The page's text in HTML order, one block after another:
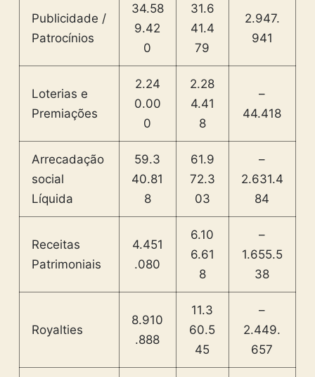
Publicidade /
Patrocínios
34.58
9.42
0
31.6
41.4
79
2.947.
941
Loterias e
Premiações
2.24
0.00
0
2.28
4.41
8
–
44.418
Arrecadação
social
Líquida
59.3
40.81
8
61.9
72.3
03
–
2.631.4
84
Receitas
Patrimoniais
4.451
.080
6.10
6.61
8
–
1.655.5
38
Royalties
8.910
.888
11.3
60.5
45
–
2.449.
657